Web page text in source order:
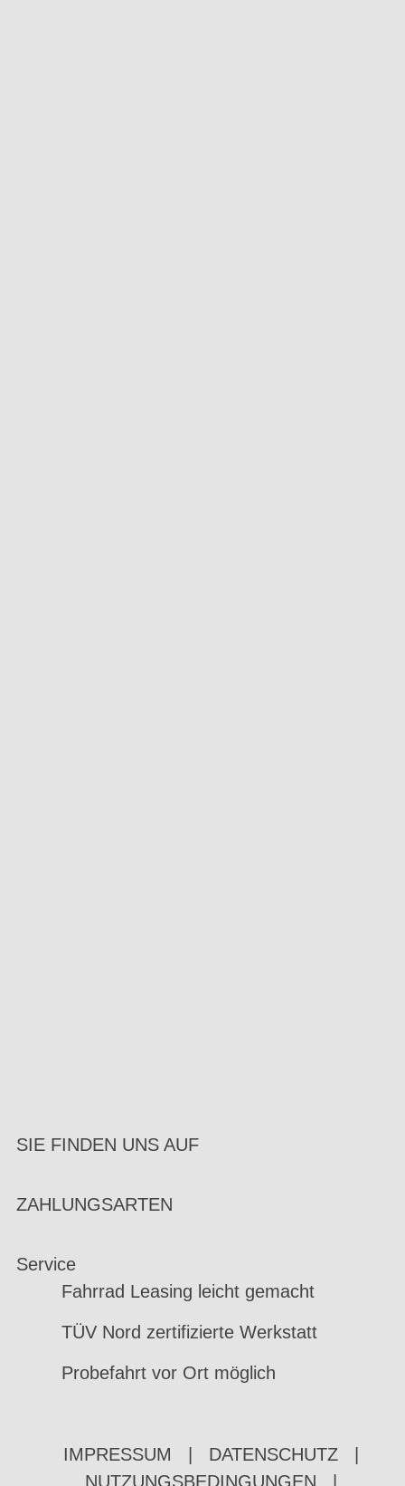
SIE FINDEN UNS AUF
ZAHLUNGSARTEN
Service
Fahrrad Leasing leicht gemacht
TÜV Nord zertifizierte Werkstatt
Probefahrt vor Ort möglich
IMPRESSUM DATENSCHUTZ
NUTZUNGSBEDINGUNGEN